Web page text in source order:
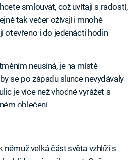
smlouvat, což uvítají s radostí,
tak večer ožívají i mnohé
otevřeno i do jedenácti hodin
neusíná, je na místě
se po západu slunce nevydávaly
je více než vhodné vyrážet s
oblečení.
němuž velká část světa vzhlíží s